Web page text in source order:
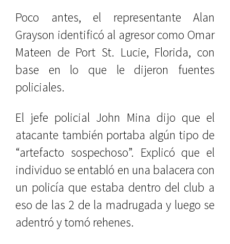
Poco antes, el representante Alan
Grayson identificó al agresor como Omar
Mateen de Port St. Lucie, Florida, con
base en lo que le dijeron fuentes
policiales.
El jefe policial John Mina dijo que el
atacante también portaba algún tipo de
“artefacto sospechoso”. Explicó que el
individuo se entabló en una balacera con
un policía que estaba dentro del club a
eso de las 2 de la madrugada y luego se
adentró y tomó rehenes.